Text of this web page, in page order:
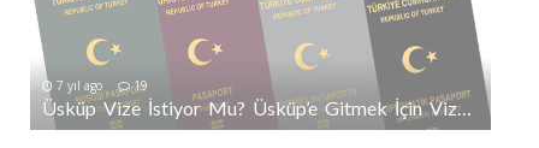
7 yıl ago 19
Üsküp Vize İstiyor Mu? Üsküp’e Gitmek İçin Vize Gerekli Mi?